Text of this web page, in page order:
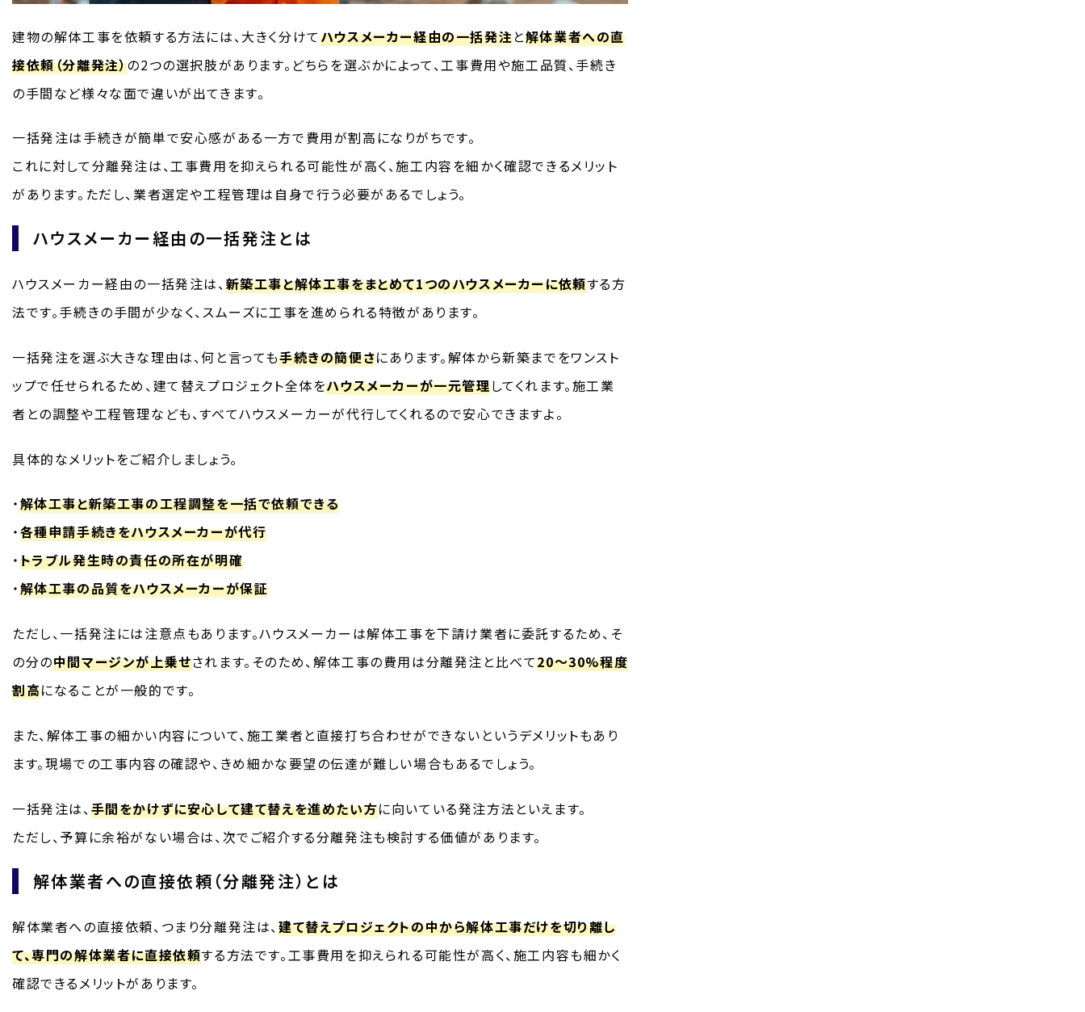
建物の解体工事を依頼する方法には、大きく分けてハウスメーカー経由の一括発注と解体業者への直
接依頼（分離発注）の2つの選択肢があります。どちらを選ぶかによって、工事費用や施工品質、手続き
の手間など様々な面で違いが出てきます。
一括発注は手続きが簡単で安心感がある一方で費用が割高になりがちです。
これに対して分離発注は、工事費用を抑えられる可能性が高く、施工内容を細かく確認できるメリット
があります。ただし、業者選定や工程管理は自身で行う必要があるでしょう。
ハウスメーカー経由の一括発注とは
ハウスメーカー経由の一括発注は、新築工事と解体工事をまとめて1つのハウスメーカーに依頼する方
法です。手続きの手間が少なく、スムーズに工事を進められる特徴があります。
一括発注を選ぶ大きな理由は、何と言っても手続きの簡便さにあります。解体から新築までをワンスト
ップで任せられるため、建て替えプロジェクト全体をハウスメーカーが一元管理してくれます。施工業
者との調整や工程管理なども、すべてハウスメーカーが代行してくれるので安心できますよ。
具体的なメリットをご紹介しましょう。
・解体工事と新築工事の工程調整を一括で依頼できる
・各種申請手続きをハウスメーカーが代行
・トラブル発生時の責任の所在が明確
・解体工事の品質をハウスメーカーが保証
ただし、一括発注には注意点もあります。ハウスメーカーは解体工事を下請け業者に委託するため、そ
の分の中間マージンが上乗せされます。そのため、解体工事の費用は分離発注と比べて20〜30%程度
割高になることが一般的です。
また、解体工事の細かい内容について、施工業者と直接打ち合わせができないというデメリットもあり
ます。現場での工事内容の確認や、きめ細かな要望の伝達が難しい場合もあるでしょう。
一括発注は、手間をかけずに安心して建て替えを進めたい方に向いている発注方法といえます。
ただし、予算に余裕がない場合は、次でご紹介する分離発注も検討する価値があります。
解体業者への直接依頼（分離発注）とは
解体業者への直接依頼、つまり分離発注は、建て替えプロジェクトの中から解体工事だけを切り離し
て、専門の解体業者に直接依頼する方法です。工事費用を抑えられる可能性が高く、施工内容も細かく
確認できるメリットがあります。